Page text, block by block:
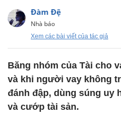
Đàm Đệ
Nhà báo
Xem các bài viết của tác giả
Băng nhóm của Tài cho
và khi người vay không
đánh đập, dùng súng uy
và cướp tài sản.